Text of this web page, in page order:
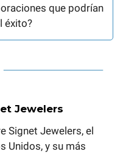
que podrían
éxito?
Jewelers
Signet Jewelers, el
Unidos, y su más